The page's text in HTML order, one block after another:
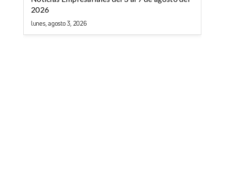
2026
lunes, agosto 3, 2026